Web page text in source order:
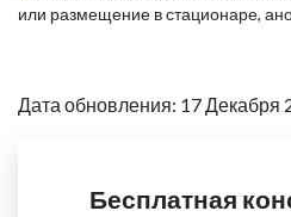
или размещение в стационаре,
Дата обновления: 17 Декабря
Бесплатная